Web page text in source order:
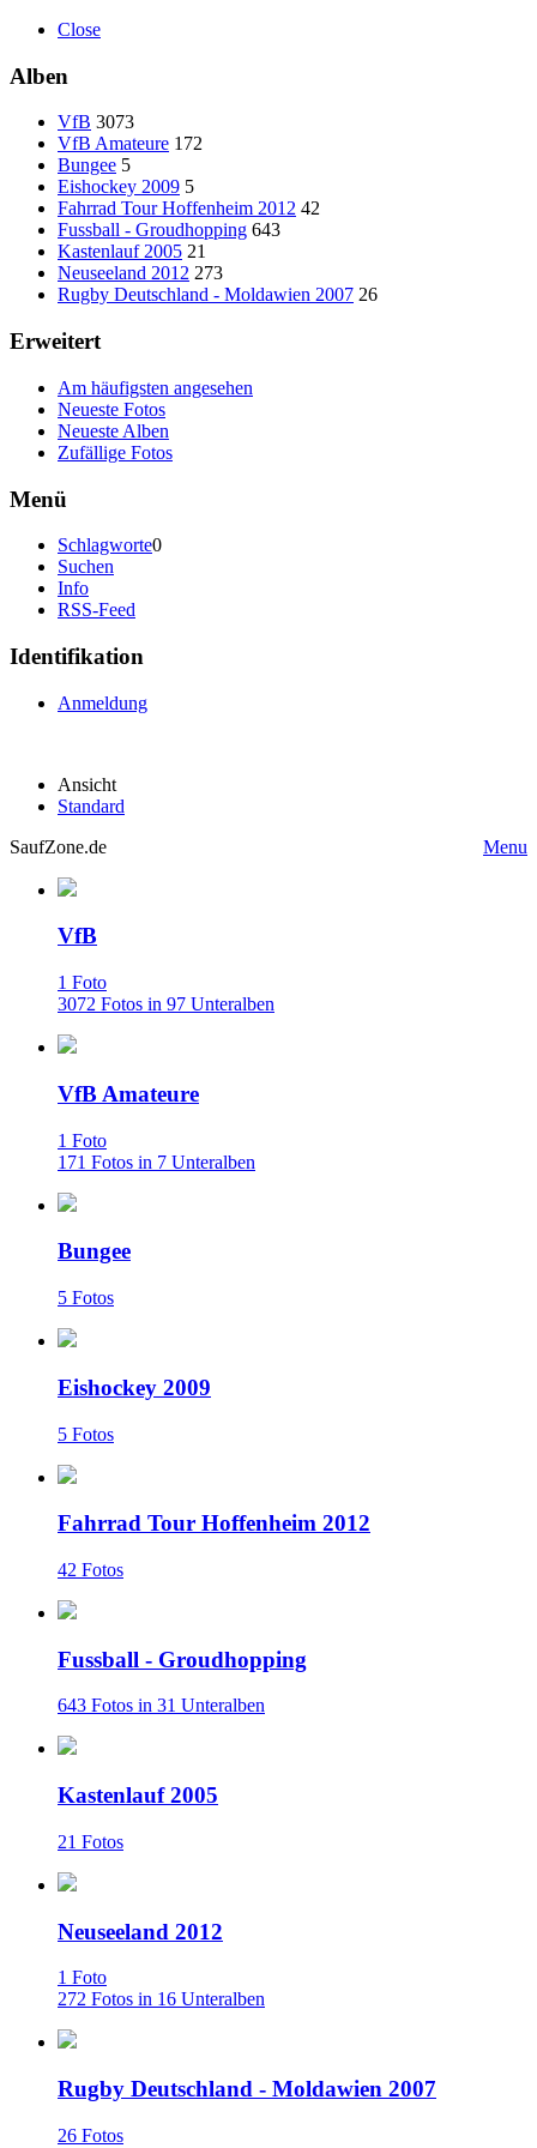
Close
Alben
VfB 3073
VfB Amateure 172
Bungee 5
Eishockey 2009 5
Fahrrad Tour Hoffenheim 2012 42
Fussball - Groudhopping 643
Kastenlauf 2005 21
Neuseeland 2012 273
Rugby Deutschland - Moldawien 2007 26
Erweitert
Am häufigsten angesehen
Neueste Fotos
Neueste Alben
Zufällige Fotos
Menü
Schlagworte0
Suchen
Info
RSS-Feed
Identifikation
Anmeldung
Ansicht
Standard
SaufZone.de
Menu
VfB
1 Foto
3072 Fotos in 97 Unteralben
VfB Amateure
1 Foto
171 Fotos in 7 Unteralben
Bungee
5 Fotos
Eishockey 2009
5 Fotos
Fahrrad Tour Hoffenheim 2012
42 Fotos
Fussball - Groudhopping
643 Fotos in 31 Unteralben
Kastenlauf 2005
21 Fotos
Neuseeland 2012
1 Foto
272 Fotos in 16 Unteralben
Rugby Deutschland - Moldawien 2007
26 Fotos